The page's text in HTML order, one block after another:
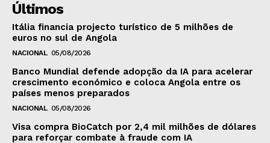
Últimos
Itália financia projecto turístico de 5 milhões de
euros no sul de Angola
NACIONAL 05/08/2026
Banco Mundial defende adopção da IA para acelerar
crescimento económico e coloca Angola entre os
países menos preparados
NACIONAL 05/08/2026
Visa compra BioCatch por 2,4 mil milhões de dólares
para reforçar combate à fraude com IA